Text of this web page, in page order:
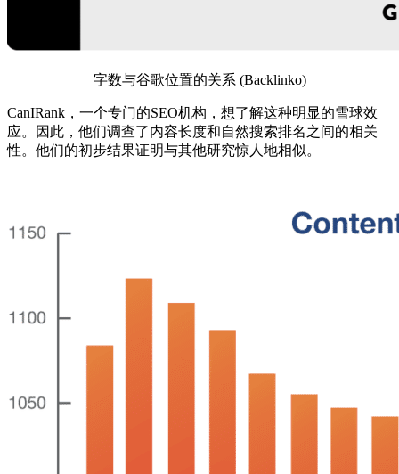
字数与谷歌位置的关系 (Backlinko)
CanIRank，一个专门的SEO机构，想了解这种明显的雪球效
应。因此，他们调查了内容长度和自然搜索排名之间的相关
性。他们的初步结果证明与其他研究惊人地相似。